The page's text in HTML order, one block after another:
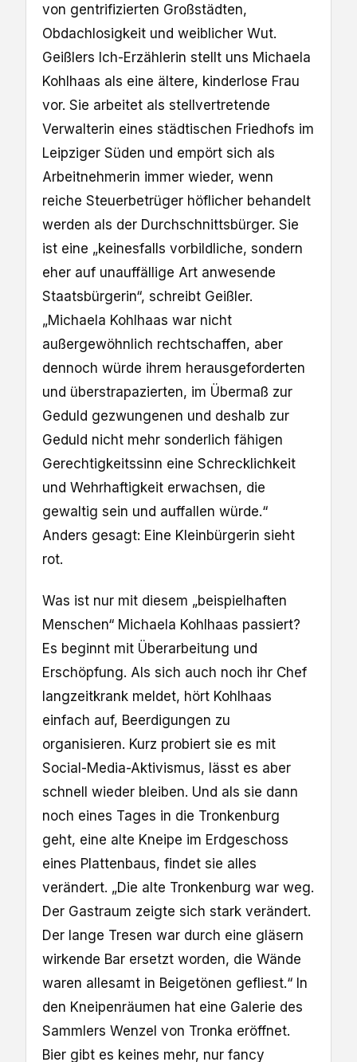
von gentrifizierten Großstädten,
Obdachlosigkeit und weiblicher Wut.
Geißlers Ich-Erzählerin stellt uns Michaela
Kohlhaas als eine ältere, kinderlose Frau
vor. Sie arbeitet als stellvertretende
Verwalterin eines städtischen Friedhofs im
Leipziger Süden und empört sich als
Arbeitnehmerin immer wieder, wenn
reiche Steuerbetrüger höflicher behandelt
werden als der Durchschnittsbürger. Sie
ist eine „keinesfalls vorbildliche, sondern
eher auf unauffällige Art anwesende
Staatsbürgerin“, schreibt Geißler.
„Michaela Kohlhaas war nicht
außergewöhnlich rechtschaffen, aber
dennoch würde ihrem herausgeforderten
und überstrapazierten, im Übermaß zur
Geduld gezwungenen und deshalb zur
Geduld nicht mehr sonderlich fähigen
Gerechtigkeitssinn eine Schrecklichkeit
und Wehrhaftigkeit erwachsen, die
gewaltig sein und auffallen würde.“
Anders gesagt: Eine Kleinbürgerin sieht
rot.
Was ist nur mit diesem „beispielhaften
Menschen“ Michaela Kohlhaas passiert?
Es beginnt mit Überarbeitung und
Erschöpfung. Als sich auch noch ihr Chef
langzeitkrank meldet, hört Kohlhaas
einfach auf, Beerdigungen zu
organisieren. Kurz probiert sie es mit
Social-Media-Aktivismus, lässt es aber
schnell wieder bleiben. Und als sie dann
noch eines Tages in die Tronkenburg
geht, eine alte Kneipe im Erdgeschoss
eines Plattenbaus, findet sie alles
verändert. „Die alte Tronkenburg war weg.
Der Gastraum zeigte sich stark verändert.
Der lange Tresen war durch eine gläsern
wirkende Bar ersetzt worden, die Wände
waren allesamt in Beigetönen gefliest.“ In
den Kneipenräumen hat eine Galerie des
Sammlers Wenzel von Tronka eröffnet.
Bier gibt es keines mehr, nur fancy